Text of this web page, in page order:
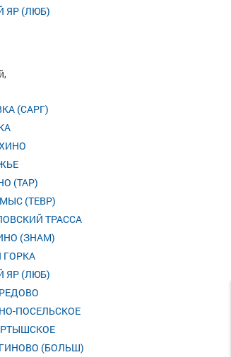
ЯР (ЛЮБ)
(САРГ)
(ТАР)
(ТЕВР)
ТРАССА
(ЗНАМ)
ГОРКА
ЯР (ЛЮБ)
ПОСЕЛЬСКОЕ
(БОЛЬШ)